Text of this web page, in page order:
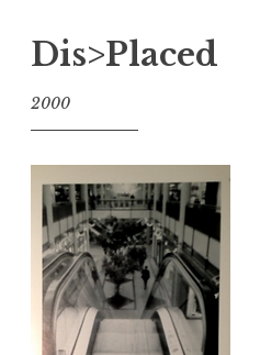
Dis>Placed
2000